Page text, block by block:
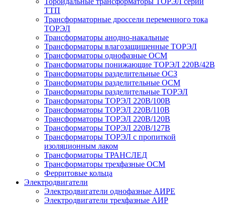
ТТП
Трансформаторные дроссели переменного тока
ТОРЭЛ
Трансформаторы анодно-накальные
Трансформаторы влагозащищенные ТОРЭЛ
Трансформаторы однофазные ОСМ
Трансформаторы понижающие ТОРЭЛ 220В/42В
Трансформаторы разделительные ОСЗ
Трансформаторы разделительные ОСМ
Трансформаторы разделительные ТОРЭЛ
Трансформаторы ТОРЭЛ 220В/100В
Трансформаторы ТОРЭЛ 220В/110В
Трансформаторы ТОРЭЛ 220В/120В
Трансформаторы ТОРЭЛ 220В/127В
Трансформаторы ТОРЭЛ с пропиткой
изоляционным лаком
Трансформаторы ТРАНСЛЕД
Трансформаторы трехфазные ОСМ
Ферритовые кольца
Электродвигатели
Электродвигатели однофазные АИРЕ
Электродвигатели трехфазные АИР